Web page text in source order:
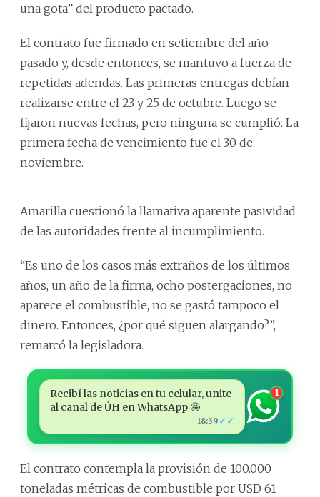
una gota” del producto pactado.
El contrato fue firmado en setiembre del año
pasado y, desde entonces, se mantuvo a fuerza de
repetidas adendas. Las primeras entregas debían
realizarse entre el 23 y 25 de octubre. Luego se
fijaron nuevas fechas, pero ninguna se cumplió. La
primera fecha de vencimiento fue el 30 de
noviembre.
Amarilla cuestionó la llamativa aparente pasividad
de las autoridades frente al incumplimiento.
“Es uno de los casos más extraños de los últimos
años, un año de la firma, ocho postergaciones, no
aparece el combustible, no se gastó tampoco el
dinero. Entonces, ¿por qué siguen alargando?”,
remarcó la legisladora.
Recibí las noticias en tu celular, unite
al canal de ÚH en WhatsApp 🤩
18:39 ✓✓
1
El contrato contempla la provisión de 100.000
toneladas métricas de combustible por USD 61